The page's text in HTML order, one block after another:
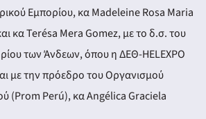
Εμπορίου, κα Madeleine Rosa Maria
κα Terésa Mera Gomez, με το δ.σ. του
των Άνδεων, όπου η ΔΕΘ-HELEXPO
με την πρόεδρο του Οργανισμού
(Prom Perú), κα Angélica Graciela